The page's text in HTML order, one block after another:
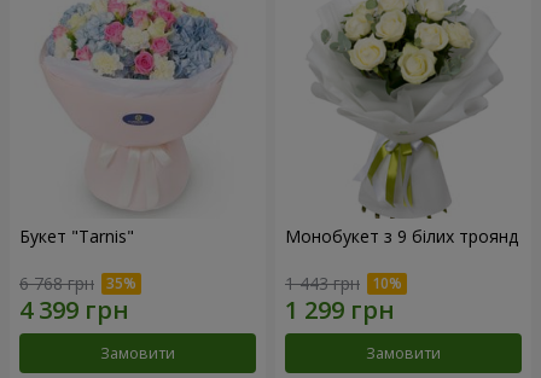
Букет "Tarnis"
6 768 грн
Замовити
Монобукет з 9 білих троянд
1 443 грн
Замовити